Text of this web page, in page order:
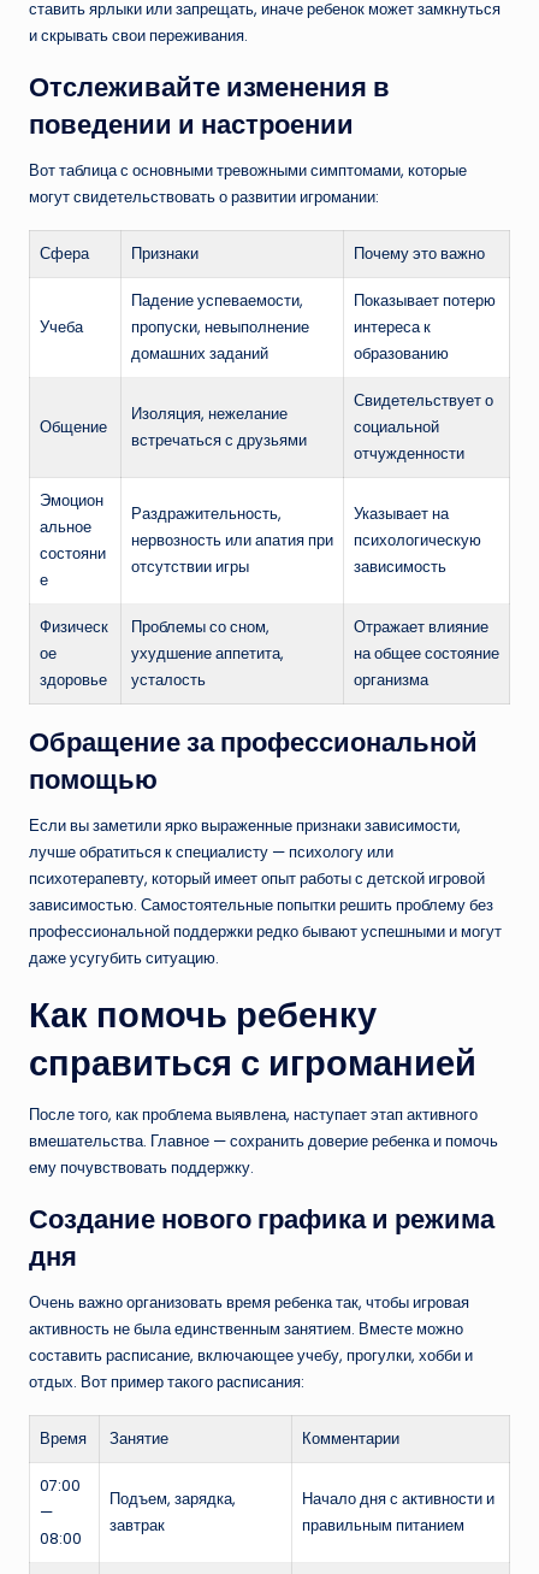
ставить ярлыки или запрещать, иначе ребенок может замкнуться
и скрывать свои переживания.
Отслеживайте изменения в
поведении и настроении
Вот таблица с основными тревожными симптомами, которые
могут свидетельствовать о развитии игромании:
Сфера Признаки Почему это важно
Учеба
Падение успеваемости,
пропуски, невыполнение
домашних заданий
Показывает потерю
интереса к
образованию
Общение
Изоляция, нежелание
встречаться с друзьями
Свидетельствует о
социальной
отчужденности
Эмоцион
альное
состояни
е
Раздражительность,
нервозность или апатия при
отсутствии игры
Указывает на
психологическую
зависимость
Физическ
ое
здоровье
Проблемы со сном,
ухудшение аппетита,
усталость
Отражает влияние
на общее состояние
организма
Обращение за профессиональной
помощью
Если вы заметили ярко выраженные признаки зависимости,
лучше обратиться к специалисту — психологу или
психотерапевту, который имеет опыт работы с детской игровой
зависимостью. Самостоятельные попытки решить проблему без
профессиональной поддержки редко бывают успешными и могут
даже усугубить ситуацию.
Как помочь ребенку
справиться с игроманией
После того, как проблема выявлена, наступает этап активного
вмешательства. Главное — сохранить доверие ребенка и помочь
ему почувствовать поддержку.
Создание нового графика и режима
дня
Очень важно организовать время ребенка так, чтобы игровая
активность не была единственным занятием. Вместе можно
составить расписание, включающее учебу, прогулки, хобби и
отдых. Вот пример такого расписания:
Время Занятие Комментарии
07:00
—
08:00
Подъем, зарядка,
завтрак
Начало дня с активности и
правильным питанием